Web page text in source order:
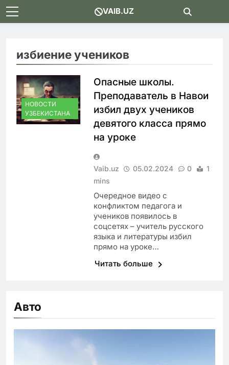
Skip
to
VAIB.UZ
избиение учеников
НОВОСТИ
УЗБЕКИСТАНА
Опасные школы.
Преподаватель в Навои
избил двух учеников
девятого класса прямо
на уроке
Vaib.uz 05.02.2024 0
1
mins
Очередное видео с
конфликтом педагога и
учеников появилось в
соцсетях – учитель русского
языка и литературы избил
прямо на уроке…
Читать больше
Авто